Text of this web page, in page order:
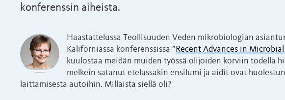
konferenssin aiheista.
Haastattelussa Teollisuuden Veden mikrobiologian
Kaliforniassa konferenssissa ”Recent Advances in
kuulostaa meidän muiden työssä olijoiden korviin todella
melkein satanut etelässäkin ensilumi ja äidit ovat
laittamisesta autoihin. Millaista siellä oli?